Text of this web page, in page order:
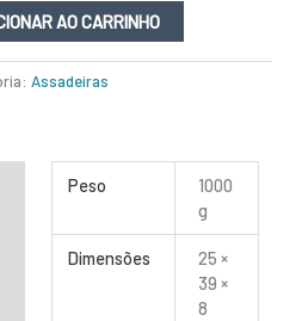
AO CARRINHO
Assadeiras
Peso
1000
g
Dimensões
25 ×
39 ×
8